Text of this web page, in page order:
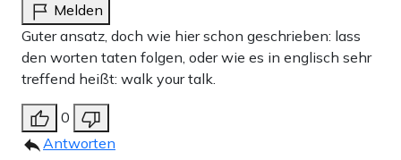
Melden
Guter ansatz, doch wie hier schon geschrieben: lass
den worten taten folgen, oder wie es in englisch sehr
treffend heißt: walk your talk.
0
Antworten